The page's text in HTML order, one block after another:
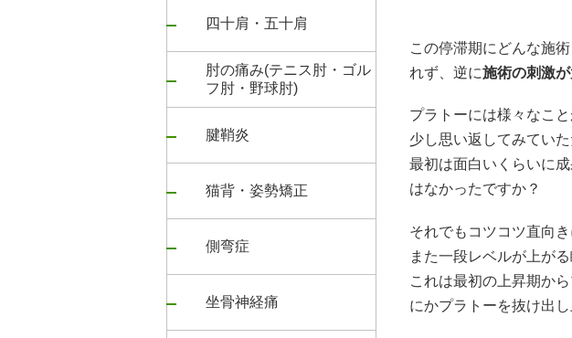
四十肩・五十肩
肘の痛み(テニス肘・ゴル
フ肘・野球肘)
腱鞘炎
猫背・姿勢矯正
側弯症
坐骨神経痛
この停滞期にどんな施
れず、逆に施術の刺激
プラトーには様々なこと
少し思い返してみてい
最初は面白いくらいに
はなかったですか？
それでもコツコツ直向
また一段レベルが上がる
これは最初の上昇期か
にかプラトーを抜け出